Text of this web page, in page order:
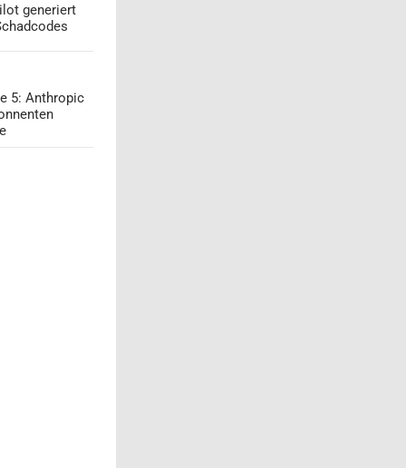
generiert
5: Anthropic